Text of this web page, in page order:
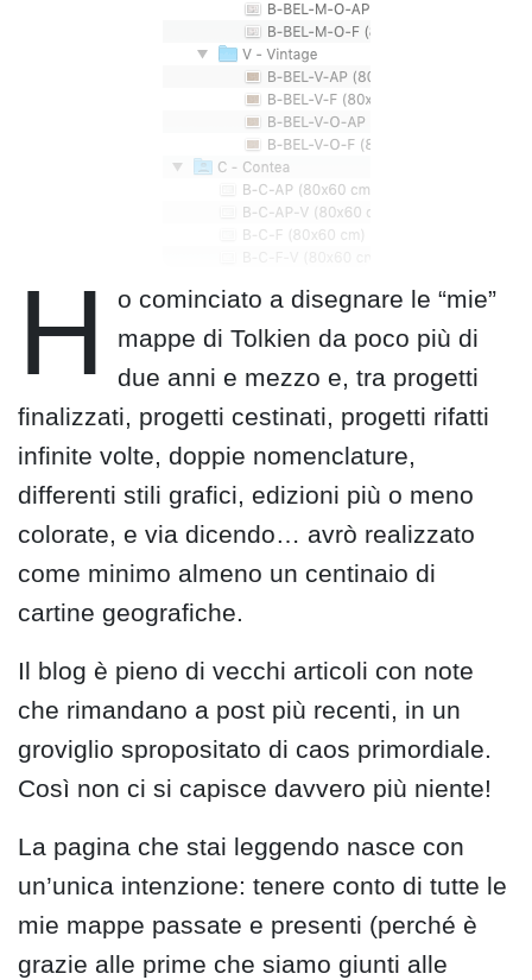
H
o cominciato a disegnare le “mie”
mappe di Tolkien da poco più di
due anni e mezzo e, tra progetti
finalizzati, progetti cestinati, progetti rifatti
infinite volte, doppie nomenclature,
differenti stili grafici, edizioni più o meno
colorate, e via dicendo… avrò realizzato
come minimo almeno un centinaio di
cartine geografiche.
Il blog è pieno di vecchi articoli con note
che rimandano a post più recenti, in un
groviglio spropositato di caos primordiale.
Così non ci si capisce davvero più niente!
La pagina che stai leggendo nasce con
un’unica intenzione: tenere conto di tutte le
mie mappe passate e presenti (perché è
grazie alle prime che siamo giunti alle